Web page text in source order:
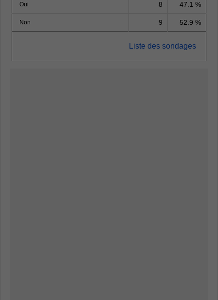
Oui 8 47.1 %
Non 9 52.9 %
Liste des sondages